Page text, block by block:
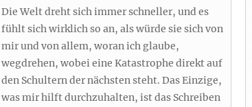
Die Welt dreht sich immer schneller, und es
fühlt sich wirklich so an, als würde sie sich von
mir und von allem, woran ich glaube,
wegdrehen, wobei eine Katastrophe direkt auf
den Schultern der nächsten steht. Das Einzige,
was mir hilft durchzuhalten, ist das Schreiben